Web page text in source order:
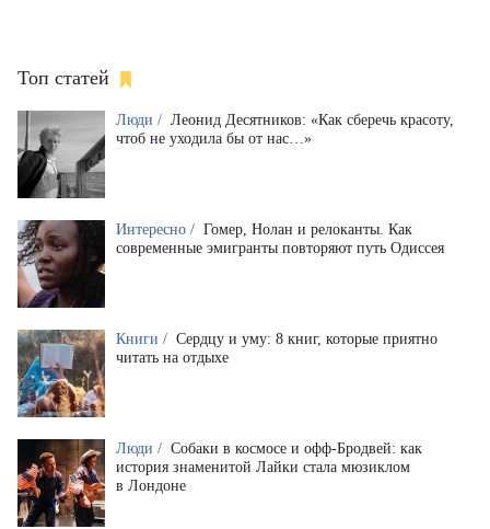
Топ статей
Люди / Леонид Десятников: «Как сберечь красоту,
чтоб не уходила бы от нас…»
Интересно / Гомер, Нолан и релоканты. Как
современные эмигранты повторяют путь Одиссея
Книги / Сердцу и уму: 8 книг, которые приятно
читать на отдыхе
Люди / Собаки в космосе и офф-Бродвей: как
история знаменитой Лайки стала мюзиклом
в Лондоне